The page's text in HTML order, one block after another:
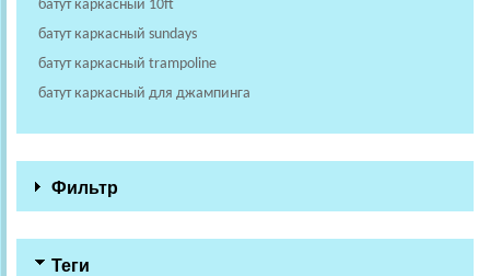
батут каркасный 10ft
батут каркасный sundays
батут каркасный trampoline
батут каркасный для джампинга
Фильтр
Теги